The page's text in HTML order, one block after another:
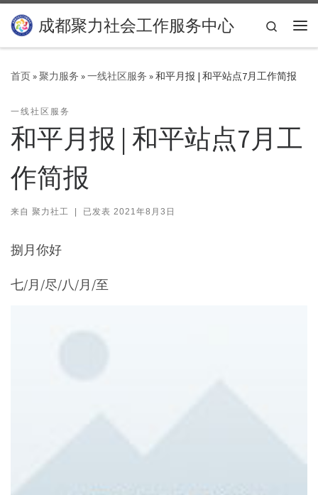
Skip to content
成都聚力社会工作服务中心
Search
首页»聚力服务 »一线社区服务 »和平月报 | 和平站点7月工作简报
一线社区服务
和平月报 | 和平站点7月工
作简报
来自 聚力社工 | 已发表 2021年8月3日
捌月你好
七/月/尽/八/月/至